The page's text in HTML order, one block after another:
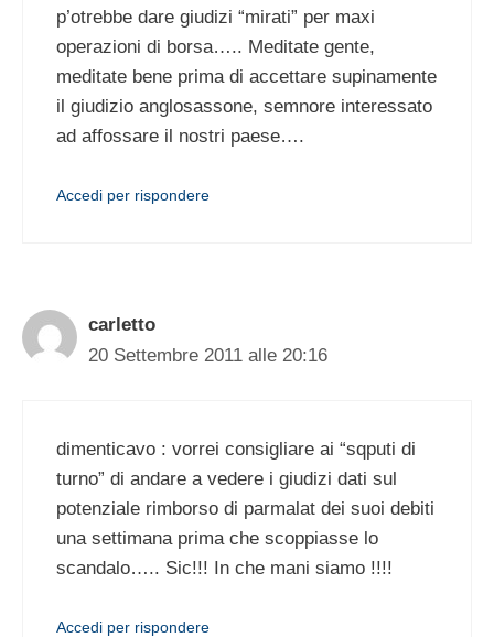
p’otrebbe dare giudizi “mirati” per maxi
operazioni di borsa….. Meditate gente,
meditate bene prima di accettare supinamente
il giudizio anglosassone, semnore interessato
ad affossare il nostri paese….
Accedi per rispondere
carletto
20 Settembre 2011 alle 20:16
dimenticavo : vorrei consigliare ai “sqputi di
turno” di andare a vedere i giudizi dati sul
potenziale rimborso di parmalat dei suoi debiti
una settimana prima che scoppiasse lo
scandalo….. Sic!!! In che mani siamo !!!!
Accedi per rispondere